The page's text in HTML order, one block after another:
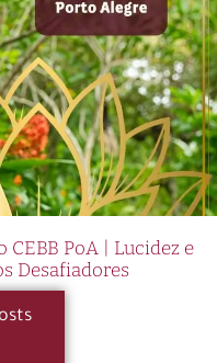
PoA | Lucidez e
Desafiadores